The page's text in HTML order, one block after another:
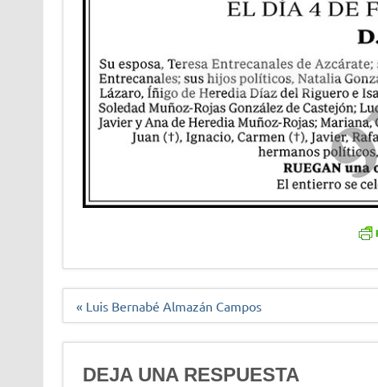
Navegación
« Luis Bernabé Almazán Campos
DEJA UNA RESPUESTA